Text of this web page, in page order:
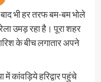
बाद भी हर तरफ बम-बम भोले
उमड़ रहा है। पूरा शहर
के बीच लगातार अपने
कांवड़िये हरिद्वार पहुंचे